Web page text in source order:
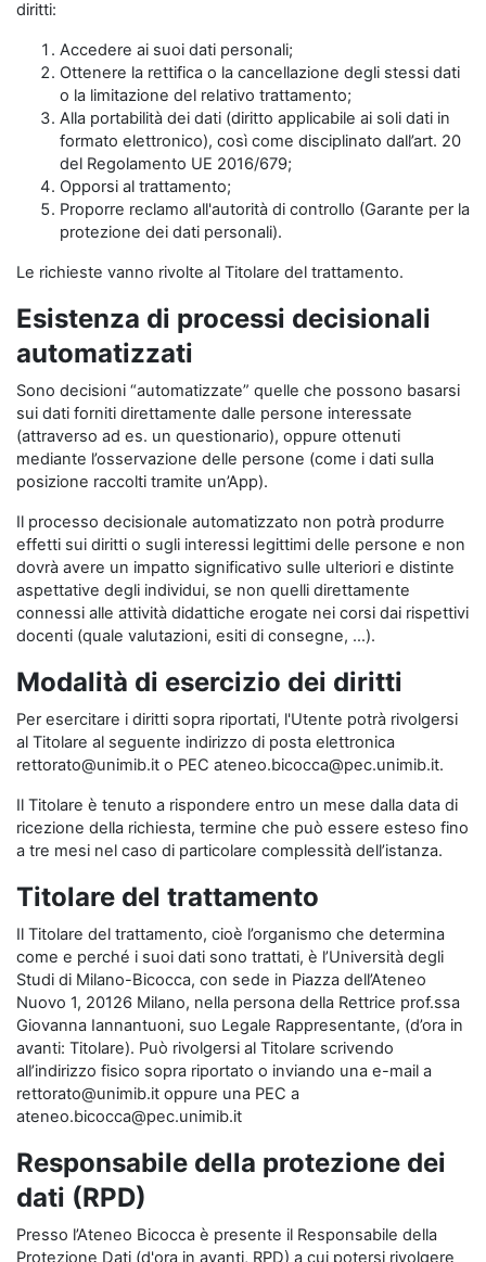
diritti:
Accedere ai suoi dati personali;
Ottenere la rettifica o la cancellazione degli stessi dati
o la limitazione del relativo trattamento;
Alla portabilità dei dati (diritto applicabile ai soli dati in
formato elettronico), così come disciplinato dall’art. 20
del Regolamento UE 2016/679;
Opporsi al trattamento;
Proporre reclamo all'autorità di controllo (Garante per la
protezione dei dati personali).
Le richieste vanno rivolte al Titolare del trattamento.
Esistenza di processi decisionali
automatizzati
Sono decisioni “automatizzate” quelle che possono basarsi
sui dati forniti direttamente dalle persone interessate
(attraverso ad es. un questionario), oppure ottenuti
mediante l’osservazione delle persone (come i dati sulla
posizione raccolti tramite un’App).
Il processo decisionale automatizzato non potrà produrre
effetti sui diritti o sugli interessi legittimi delle persone e non
dovrà avere un impatto significativo sulle ulteriori e distinte
aspettative degli individui, se non quelli direttamente
connessi alle attività didattiche erogate nei corsi dai rispettivi
docenti (quale valutazioni, esiti di consegne, …).
Modalità di esercizio dei diritti
Per esercitare i diritti sopra riportati, l'Utente potrà rivolgersi
al Titolare al seguente indirizzo di posta elettronica
rettorato@unimib.it o PEC ateneo.bicocca@pec.unimib.it.
Il Titolare è tenuto a rispondere entro un mese dalla data di
ricezione della richiesta, termine che può essere esteso fino
a tre mesi nel caso di particolare complessità dell’istanza.
Titolare del trattamento
Il Titolare del trattamento, cioè l’organismo che determina
come e perché i suoi dati sono trattati, è l’Università degli
Studi di Milano-Bicocca, con sede in Piazza dell’Ateneo
Nuovo 1, 20126 Milano, nella persona della Rettrice prof.ssa
Giovanna Iannantuoni, suo Legale Rappresentante, (d’ora in
avanti: Titolare). Può rivolgersi al Titolare scrivendo
all’indirizzo fisico sopra riportato o inviando una e-mail a
rettorato@unimib.it oppure una PEC a
ateneo.bicocca@pec.unimib.it
Responsabile della protezione dei
dati (RPD)
Presso l’Ateneo Bicocca è presente il Responsabile della
Protezione Dati (d'ora in avanti, RPD) a cui potersi rivolgere